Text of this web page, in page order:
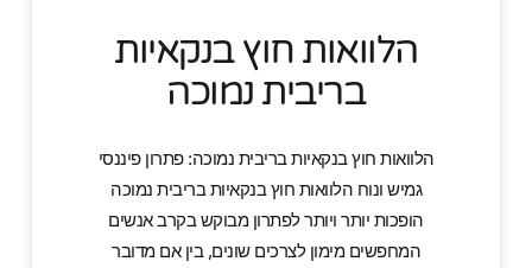
הלוואות חוץ בנקאיות
בריבית נמוכה
הלוואות חוץ בנקאיות בריבית נמוכה: פתרון פיננסי
גמיש ונוח הלוואות חוץ בנקאיות בריבית נמוכה
הופכות יותר ויותר לפתרון מבוקש בקרב אנשים
המחפשים מימון לצרכים שונים, בין אם מדובר